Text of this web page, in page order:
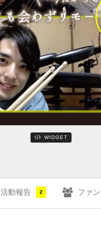
WIDGET
活動報告 2 ファン